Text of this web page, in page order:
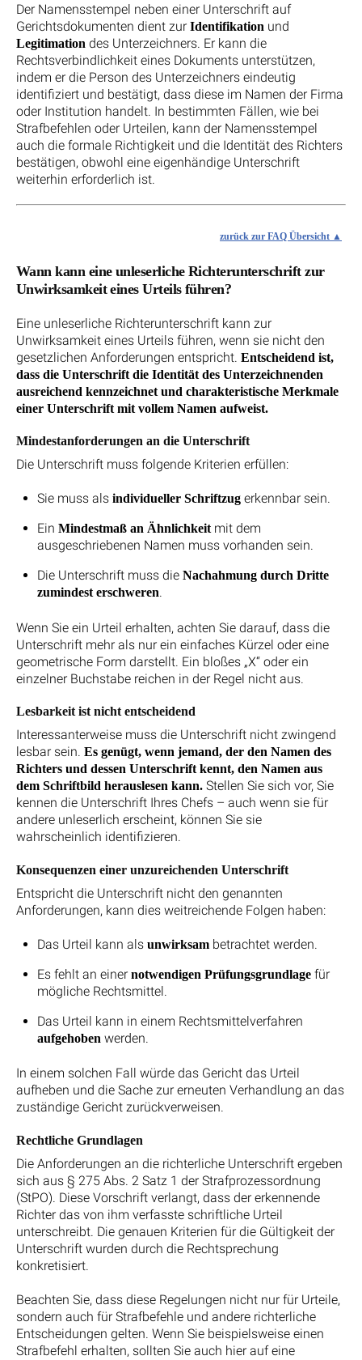
Der Namensstempel neben einer Unterschrift auf
Gerichtsdokumenten dient zur Identifikation und
Legitimation des Unterzeichners. Er kann die
Rechtsverbindlichkeit eines Dokuments unterstützen,
indem er die Person des Unterzeichners eindeutig
identifiziert und bestätigt, dass diese im Namen der Firma
oder Institution handelt. In bestimmten Fällen, wie bei
Strafbefehlen oder Urteilen, kann der Namensstempel
auch die formale Richtigkeit und die Identität des Richters
bestätigen, obwohl eine eigenhändige Unterschrift
weiterhin erforderlich ist.
zurück zur FAQ Übersicht
Wann kann eine unleserliche Richterunterschrift zur
Unwirksamkeit eines Urteils führen?
Eine unleserliche Richterunterschrift kann zur
Unwirksamkeit eines Urteils führen, wenn sie nicht den
gesetzlichen Anforderungen entspricht. Entscheidend ist,
dass die Unterschrift die Identität des Unterzeichnenden
ausreichend kennzeichnet und charakteristische Merkmale
einer Unterschrift mit vollem Namen aufweist.
Mindestanforderungen an die Unterschrift
Die Unterschrift muss folgende Kriterien erfüllen:
Sie muss als individueller Schriftzugerkennbar sein.
Ein Mindestmaß an Ähnlichkeitmit dem
ausgeschriebenen Namen muss vorhanden sein.
Die Unterschrift muss die Nachahmung durch Dritte
zumindest erschweren.
Wenn Sie ein Urteil erhalten, achten Sie darauf, dass die
Unterschrift mehr als nur ein einfaches Kürzel oder eine
geometrische Form darstellt. Ein bloßes „X“ oder ein
einzelner Buchstabe reichen in der Regel nicht aus.
Lesbarkeit ist nicht entscheidend
Interessanterweise muss die Unterschrift nicht zwingend
lesbar sein. Es genügt, wenn jemand, der den Namen des
Richters und dessen Unterschrift kennt, den Namen aus
dem Schriftbild herauslesen kann. Stellen Sie sich vor, Sie
kennen die Unterschrift Ihres Chefs – auch wenn sie für
andere unleserlich erscheint, können Sie sie
wahrscheinlich identifizieren.
Konsequenzen einer unzureichenden Unterschrift
Entspricht die Unterschrift nicht den genannten
Anforderungen, kann dies weitreichende Folgen haben:
Das Urteil kann als unwirksambetrachtet werden.
Es fehlt an einer notwendigen Prüfungsgrundlagefür
mögliche Rechtsmittel.
Das Urteil kann in einem Rechtsmittelverfahren
aufgehobenwerden.
In einem solchen Fall würde das Gericht das Urteil
aufheben und die Sache zur erneuten Verhandlung an das
zuständige Gericht zurückverweisen.
Rechtliche Grundlagen
Die Anforderungen an die richterliche Unterschrift ergeben
sich aus § 275 Abs. 2 Satz 1 der Strafprozessordnung
(StPO). Diese Vorschrift verlangt, dass der erkennende
Richter das von ihm verfasste schriftliche Urteil
unterschreibt. Die genauen Kriterien für die Gültigkeit der
Unterschrift wurden durch die Rechtsprechung
konkretisiert.
Beachten Sie, dass diese Regelungen nicht nur für Urteile,
sondern auch für Strafbefehle und andere richterliche
Entscheidungen gelten. Wenn Sie beispielsweise einen
Strafbefehl erhalten, sollten Sie auch hier auf eine